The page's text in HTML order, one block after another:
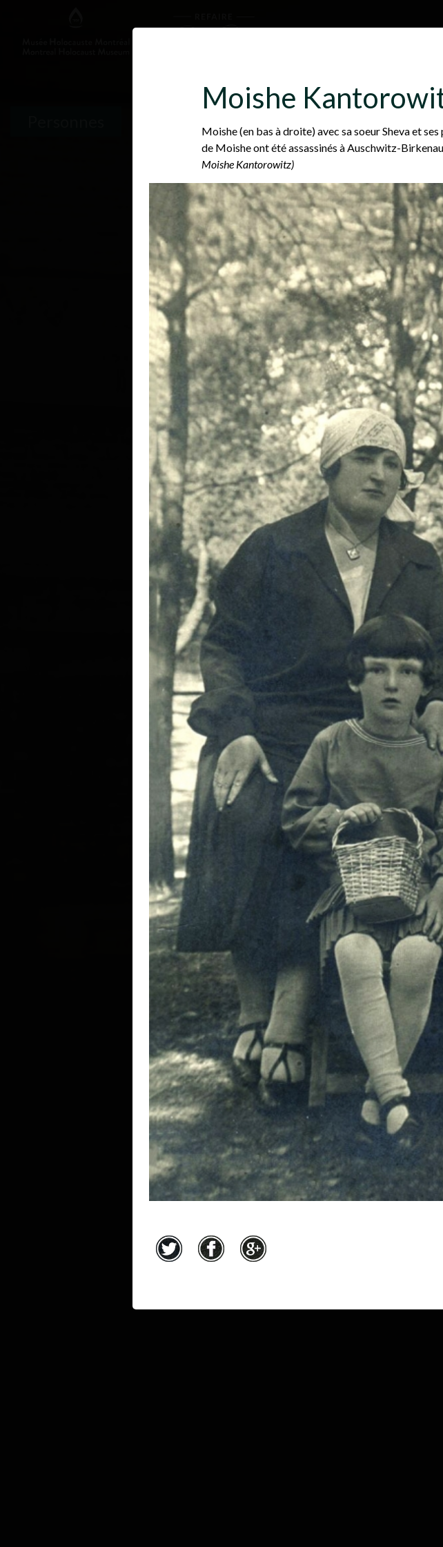
Moishe
Moishe (en bas à droite) avec sa soeur Sheva et
de Moishe ont été assassinés à Auschwitz-
Moishe Kantorowitz)